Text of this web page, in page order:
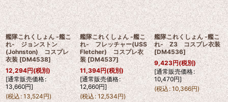
艦隊これくしょん -艦こ
れ- ジョンストン
(Johnston) コスプレ
衣装 [DM4538]
12,294円(税別)
[通常販売価格:
13,660円]
(税込: 13,524円)
艦隊これくしょん -艦こ
れ- フレッチャー(USS
Fletcher) コスプレ衣
装 [DM4537]
11,394円(税別)
[通常販売価格:
12,660円]
(税込: 12,534円)
艦隊これくしょん -艦こ
れ- Z3 コスプレ衣装
[DM4536]
9,423円(税別)
[通常販売価格:
10,470円]
(税込 : 10,366円)